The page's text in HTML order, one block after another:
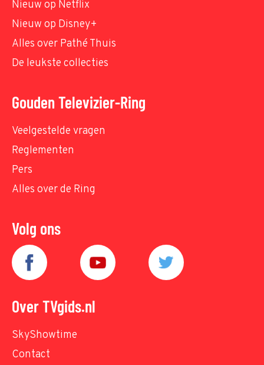
Nieuw op Netflix
Nieuw op Disney+
Alles over Pathé Thuis
De leukste collecties
Gouden Televizier-Ring
Veelgestelde vragen
Reglementen
Pers
Alles over de Ring
Volg ons
Over TVgids.nl
SkyShowtime
Contact